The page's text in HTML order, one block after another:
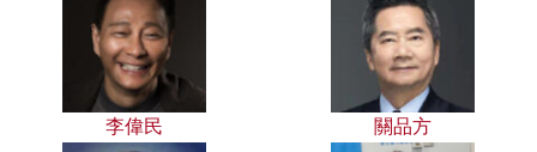
李偉民 關品方